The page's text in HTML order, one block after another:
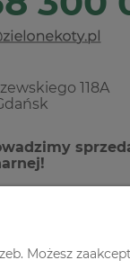
118A
Możesz